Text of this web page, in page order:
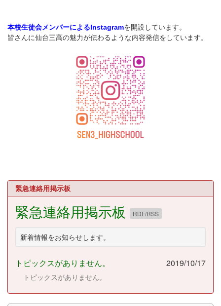
本校生徒会メンバーによるInstagramを開設しています。
皆さんに仙台三高の魅力が伝わるような内容発信をしています。
緊急連絡用掲示板
緊急連絡用掲示板 RDF/RSS
新着情報をお知らせします。
トピックスがありません。 2019/10/17
トピックスがありません。